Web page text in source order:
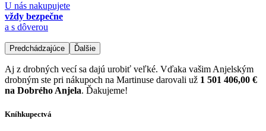
U nás nakupujete
vždy bezpečne
a s dôverou
Predchádzajúce Ďalšie
Aj z drobných vecí sa dajú urobiť veľké. Vďaka vašim Anjelským
drobným ste pri nákupoch na Martinuse darovali už 1 501 406,00 €
na Dobrého Anjela. Ďakujeme!
Kníhkupectvá